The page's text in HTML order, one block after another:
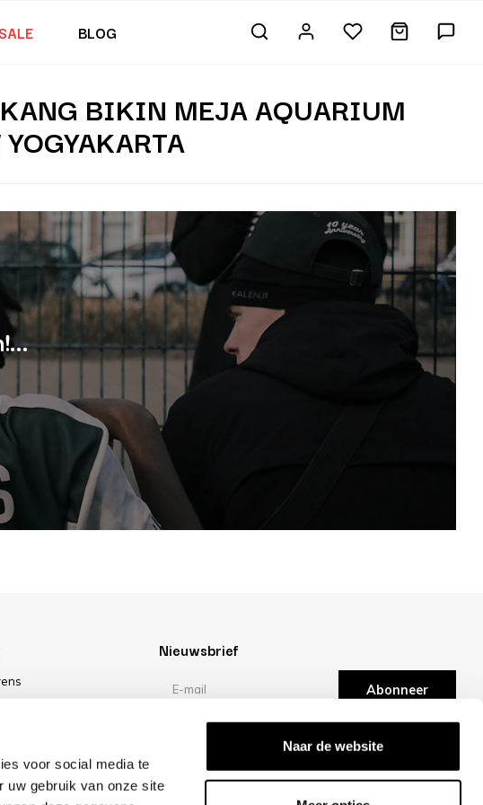
voor social media te
uw gebruik van onze site
Naar de website
BLOG
BIKIN MEJA AQUARIUM
Nieuwsbrief
Abonneer
/10 -